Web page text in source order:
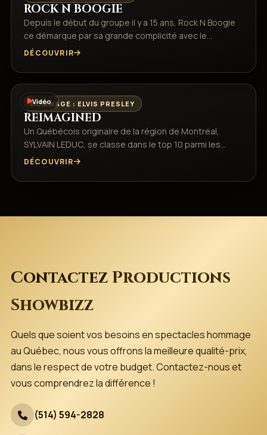
ROCK N BOOGIE
Depuis le début du groupe il y a 15 ans, Rock N Boogie
ce démarque par sa grande complicité avec le…
DÉCOUVRIR
Vidéo
HOMMAGE : ELVIS PRESLEY
REIMAGINED
Un Québécois originaire de la région de Montréal,
SYLVAIN LEDUC, se classe dans le top 10 parmi les…
DÉCOUVRIR
Contactez Productions
Showbizz
Quels que soient vos besoins en spectacles hommage
au Québec, nous vous offrons la meilleure qualité-prix,
dans le respect de votre budget. Contactez-nous et
vous comprendrez la différence !
(514) 594-2828